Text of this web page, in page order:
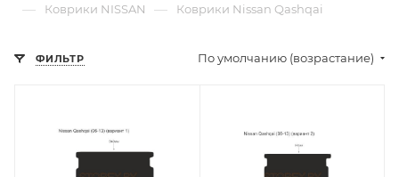
— Коврики NISSAN — Коврики Nissan Qashqai
ФИЛЬТР По умолчанию (возрастание)